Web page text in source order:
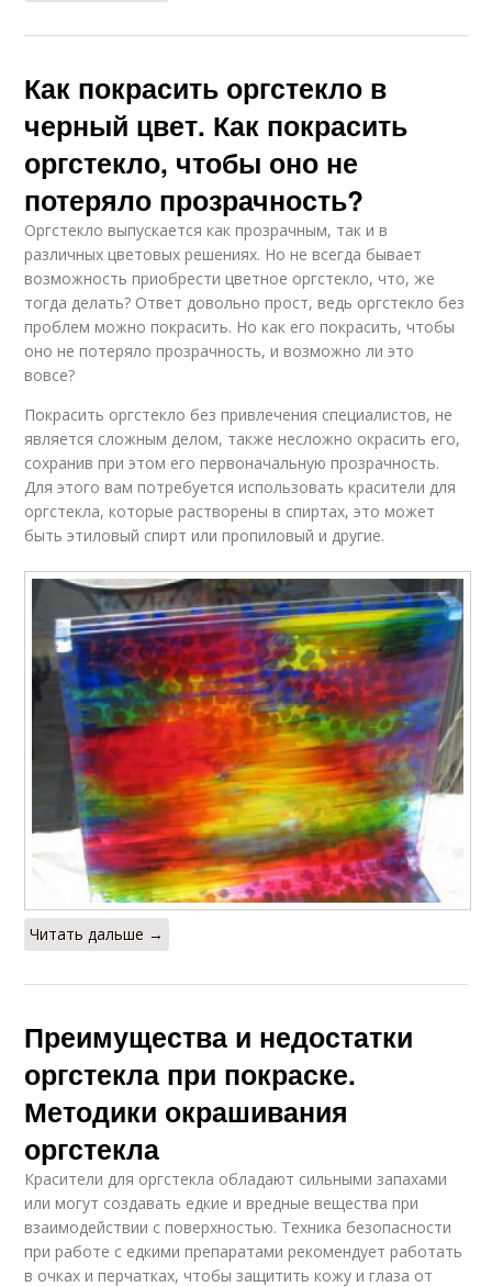
Как покрасить оргстекло в
черный цвет. Как покрасить
оргстекло, чтобы оно не
потеряло прозрачность?
Оргстекло выпускается как прозрачным, так и в
различных цветовых решениях. Но не всегда бывает
возможность приобрести цветное оргстекло, что, же
тогда делать? Ответ довольно прост, ведь оргстекло без
проблем можно покрасить. Но как его покрасить, чтобы
оно не потеряло прозрачность, и возможно ли это
вовсе?
Покрасить оргстекло без привлечения специалистов, не
является сложным делом, также несложно окрасить его,
сохранив при этом его первоначальную прозрачность.
Для этого вам потребуется использовать красители для
оргстекла, которые растворены в спиртах, это может
быть этиловый спирт или пропиловый и другие.
Читать дальше →
Преимущества и недостатки
оргстекла при покраске.
Методики окрашивания
оргстекла
Красители для оргстекла обладают сильными запахами
или могут создавать едкие и вредные вещества при
взаимодействии с поверхностью. Техника безопасности
при работе с едкими препаратами рекомендует работать
в очках и перчатках, чтобы защитить кожу и глаза от